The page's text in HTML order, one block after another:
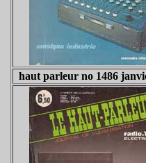
haut parleur no 1486